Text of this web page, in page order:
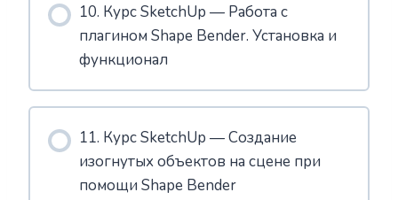
10. Курс SketchUp — Работа с
плагином Shape Bender. Установка и
функционал
11. Курс SketchUp — Создание
изогнутых объектов на сцене при
помощи Shape Bender